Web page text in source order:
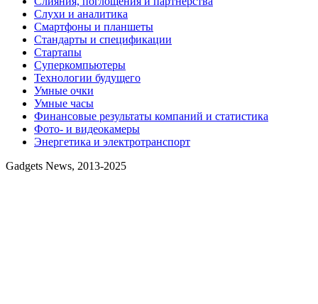
Слухи и аналитика
Смартфоны и планшеты
Стандарты и спецификации
Стартапы
Суперкомпьютеры
Технологии будущего
Умные очки
Умные часы
Финансовые результаты компаний и статистика
Фото- и видеокамеры
Энергетика и электротранспорт
Gadgets News, 2013-2025